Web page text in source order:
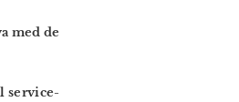
med de
service-